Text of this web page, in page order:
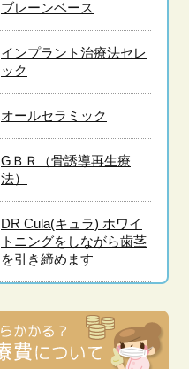
ブレーンベース
インプラント治療法セレ
ック
オールセラミック
GＢＲ（骨誘導再生療
法）
DR Cula(キュラ) ホワイ
トニングをしながら歯茎
を引き締めます